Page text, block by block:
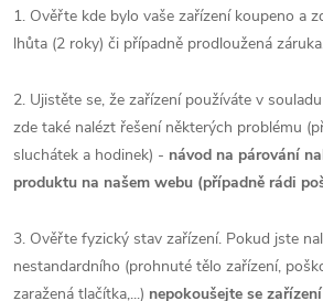
1. Ověřte kde bylo vaše zařízení koupeno a
lhůta (2 roky) či případně prodloužená
2. Ujistěte se, že zařízení používáte v
zde také nalézt řešení některých problému
sluchátek a hodinek) - návod na párování
produktu na našem webu (případně rádi
3. Ověřte fyzický stav zařízení. Pokud jste
nestandardního (prohnuté tělo zařízení,
zaražená tlačítka,...) nepokoušejte se